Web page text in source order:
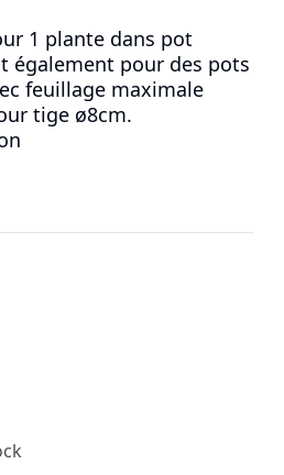
1 plante dans pot
également pour des pots
feuillage maximale
tige ø8cm.